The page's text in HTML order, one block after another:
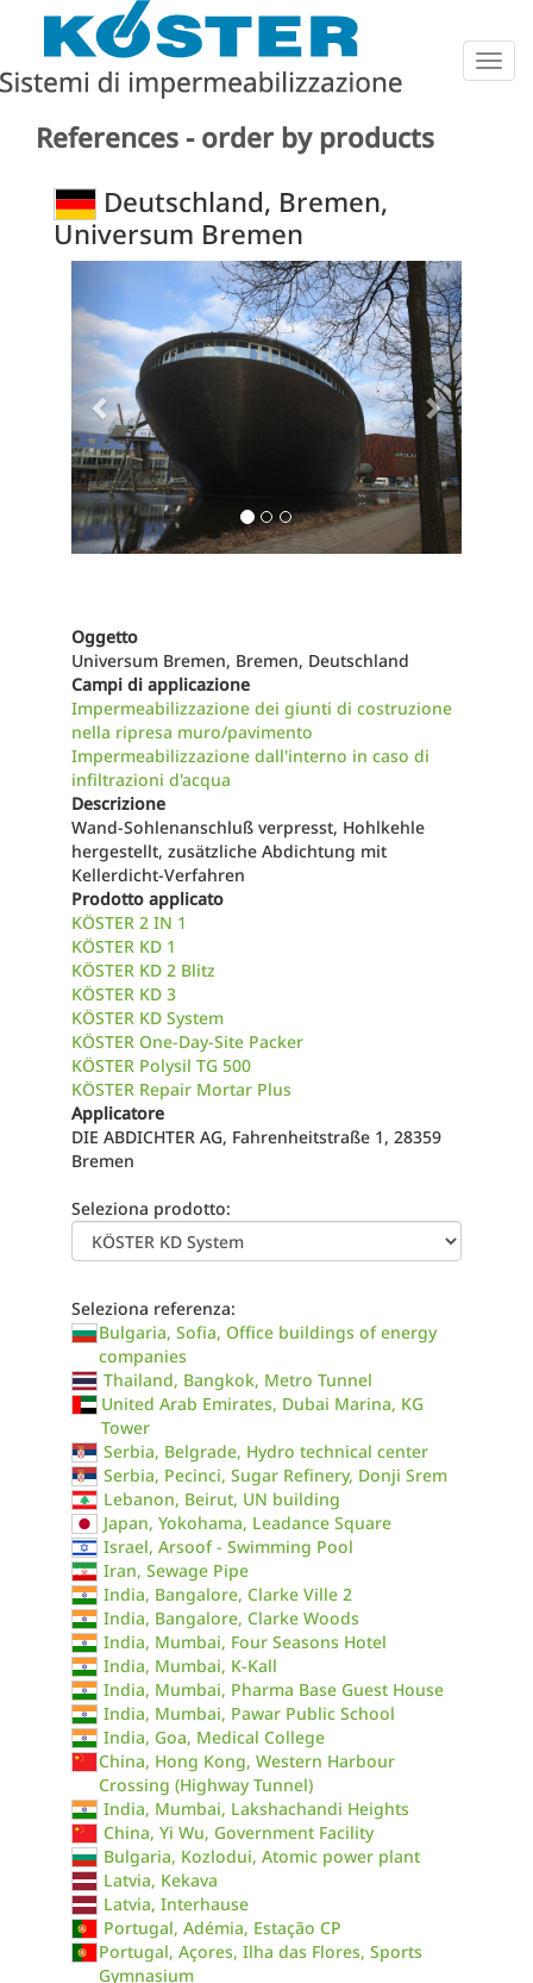
References - order by products
Deutschland, Bremen,
Universum Bremen
Previous Next
Oggetto
Universum Bremen, Bremen, Deutschland
Campi di applicazione
Impermeabilizzazione dei giunti di costruzione
nella ripresa muro/pavimento
Impermeabilizzazione dall'interno in caso di
infiltrazioni d'acqua
Descrizione
Wand-Sohlenanschluß verpresst, Hohlkehle
hergestellt, zusätzliche Abdichtung mit
Kellerdicht-Verfahren
Prodotto applicato
KÖSTER 2 IN 1
KÖSTER KD 1
KÖSTER KD 2 Blitz
KÖSTER KD 3
KÖSTER KD System
KÖSTER One-Day-Site Packer
KÖSTER Polysil TG 500
KÖSTER Repair Mortar Plus
Applicatore
DIE ABDICHTER AG, Fahrenheitstraße 1, 28359
Bremen
Seleziona prodotto:
Seleziona referenza:
Bulgaria, Sofia, Office buildings of energy
companies
Thailand, Bangkok, Metro Tunnel
United Arab Emirates, Dubai Marina, KG
Tower
Serbia, Belgrade, Hydro technical center
Serbia, Pecinci, Sugar Refinery, Donji Srem
Lebanon, Beirut, UN building
Japan, Yokohama, Leadance Square
Israel, Arsoof - Swimming Pool
Iran, Sewage Pipe
India, Bangalore, Clarke Ville 2
India, Bangalore, Clarke Woods
India, Mumbai, Four Seasons Hotel
India, Mumbai, K-Kall
India, Mumbai, Pharma Base Guest House
India, Mumbai, Pawar Public School
India, Goa, Medical College
China, Hong Kong, Western Harbour
Crossing (Highway Tunnel)
India, Mumbai, Lakshachandi Heights
China, Yi Wu, Government Facility
Bulgaria, Kozlodui, Atomic power plant
Latvia, Kekava
Latvia, Interhause
Portugal, Adémia, Estação CP
Portugal, Açores, Ilha das Flores, Sports
Gymnasium